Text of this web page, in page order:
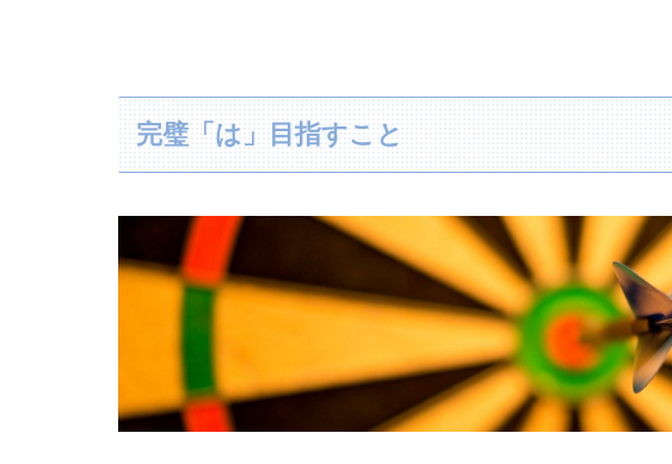
完璧「は」目指すこと